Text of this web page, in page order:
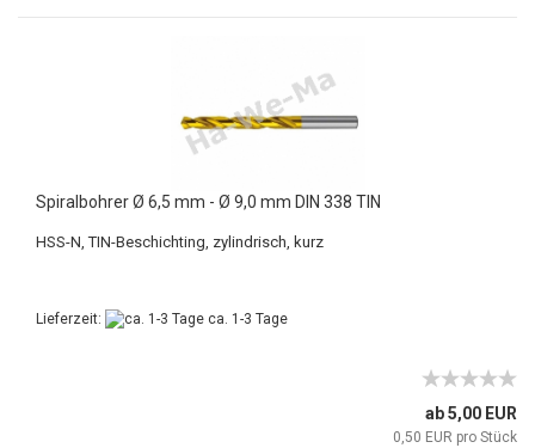
Spiralbohrer Ø 6,5 mm - Ø 9,0 mm DIN 338 TIN
HSS-N, TIN-Beschichting, zylindrisch, kurz
Lieferzeit: ca. 1-3 Tage
ab 5,00 EUR
0,50 EUR pro Stück